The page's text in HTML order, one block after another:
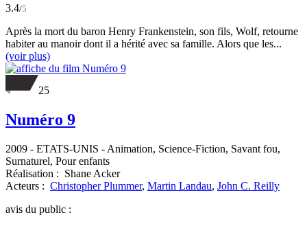
3.4/5
Après la mort du baron Henry Frankenstein, son fils, Wolf, retourne
habiter au manoir dont il a hérité avec sa famille. Alors que les...
(voir plus)
25
Numéro 9
2009 - ETATS-UNIS - Animation, Science-Fiction, Savant fou,
Surnaturel, Pour enfants
Réalisation : Shane Acker
Acteurs : Christopher Plummer, Martin Landau, John C. Reilly
avis du public :